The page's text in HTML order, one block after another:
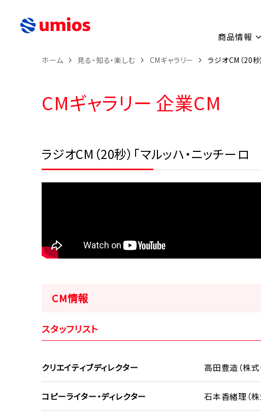
商品情報
ホーム 見る・知る・楽しむ CMギャラリー ラジオCM（20
CMギャラリー 企業CM
ラジオCM（20秒）「マルッハ・ニッチー
CM情報
スタッフリスト
クリエイティブディレクター 高田豊造（株
コピーライター・ディレクター 石本香緒理（